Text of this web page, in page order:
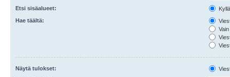
Etsi sisäalueet:
Hae täältä:
Näytä tulokset: